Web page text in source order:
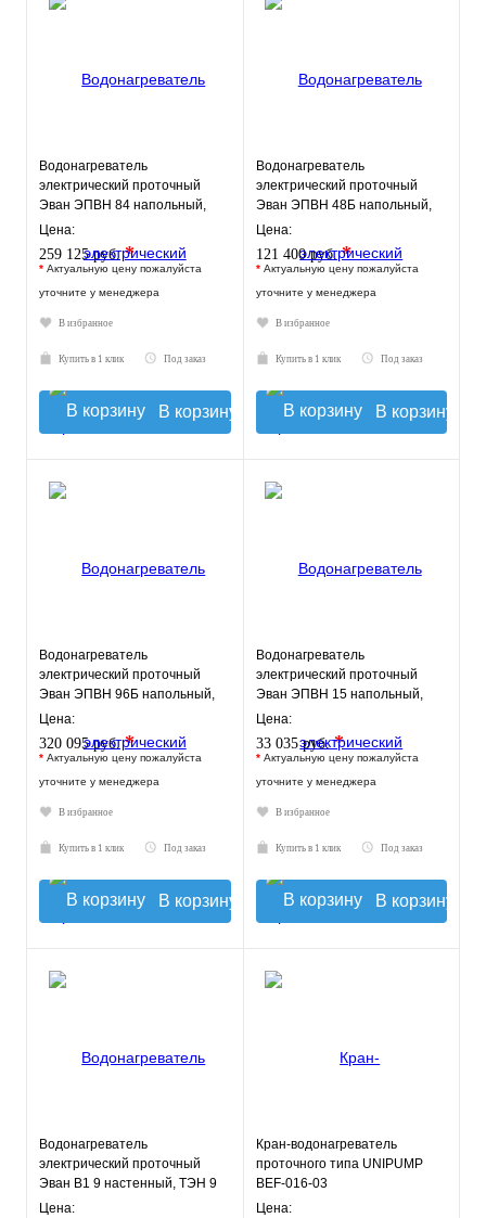
Водонагреватель
электрический проточный
Эван ЭПВН 84 напольный,
ТЭН 84 кВт.
Цена:
259 125 руб.*
* Актуальную цену пожалуйста
уточните у менеджера
В избранное
Купить в 1 клик Под заказ
В корзину
Водонагреватель
электрический проточный
Эван ЭПВН 48Б напольный,
ТЭН 48 кВт.
Цена:
121 400 руб.*
* Актуальную цену пожалуйста
уточните у менеджера
В избранное
Купить в 1 клик Под заказ
В корзину
Водонагреватель
электрический проточный
Эван ЭПВН 96Б напольный,
ТЭН 96 кВт.
Цена:
320 095 руб.*
* Актуальную цену пожалуйста
уточните у менеджера
В избранное
Купить в 1 клик Под заказ
В корзину
Водонагреватель
электрический проточный
Эван ЭПВН 15 напольный,
ТЭН 15 кВт.
Цена:
33 035 руб.*
* Актуальную цену пожалуйста
уточните у менеджера
В избранное
Купить в 1 клик Под заказ
В корзину
Водонагреватель
электрический проточный
Эван В1 9 настенный, ТЭН 9
кВт.
Цена:
Кран-водонагреватель
проточного типа UNIPUMP
BEF-016-03
Цена: